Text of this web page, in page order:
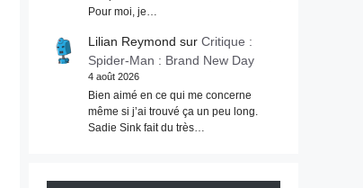
Pour moi, je…
Lilian Reymond sur Critique :
Spider-Man : Brand New Day
4 août 2026
Bien aimé en ce qui me concerne
même si j’ai trouvé ça un peu long.
Sadie Sink fait du très…